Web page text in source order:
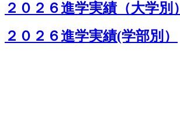
２０２６進学実績（大学別）
２０２６進学実績(学部別）